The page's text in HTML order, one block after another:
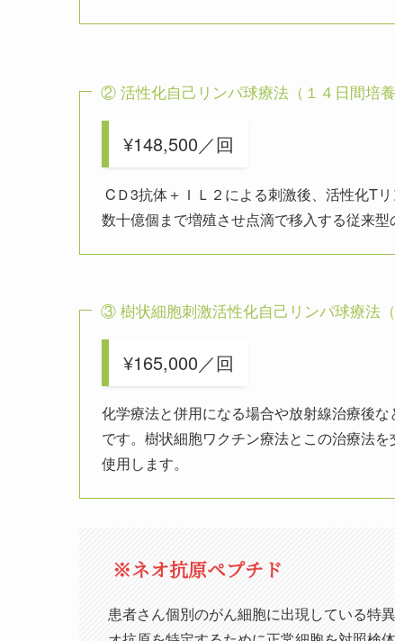
② 活性化自己リンパ球療法（１４日間培養
¥148,500／回
CＤ3抗体＋ＩＬ２による刺激後、活性化T
数十億個まで増殖させ点滴で移入する従来型
③ 樹状細胞刺激活性化自己リンパ球療法（
¥165,000／回
化学療法と併用になる場合や放射線治療後
です。樹状細胞ワクチン療法とこの治療法
使用します。
※ネオ抗原ペプチド
患者さん個別のがん細胞に出現している特